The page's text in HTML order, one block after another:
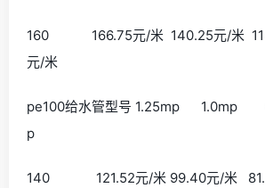
160 166.75元/米 140.25元/米
元/米
pe100给水管型号 1.25mp
p
140 121.52元/米 99.40元/米